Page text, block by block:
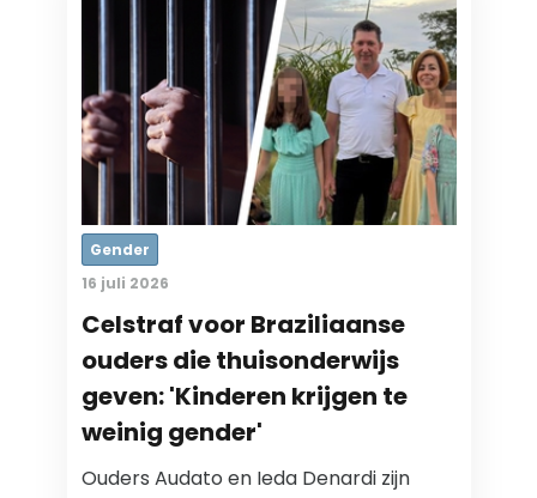
Gender
16 juli 2026
Celstraf voor Braziliaanse
ouders die thuisonderwijs
geven: 'Kinderen krijgen te
weinig gender'
Ouders Audato en Ieda Denardi zijn